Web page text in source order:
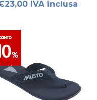
IVA inclusa